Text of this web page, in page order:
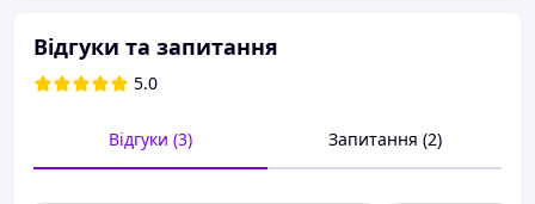
Відгуки та запитання
5.0
Відгуки (3) Запитання (2)